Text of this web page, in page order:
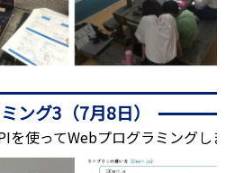
ング3（7月8日）
を使ってWebプログラミングしま